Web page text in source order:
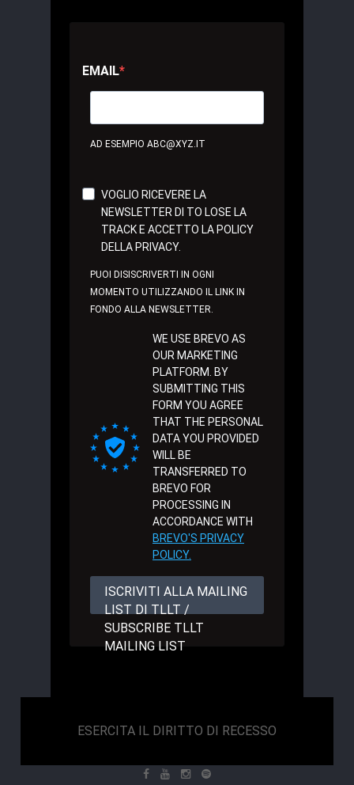
EMAIL
AD ESEMPIO ABC@XYZ.IT
VOGLIO RICEVERE LA
NEWSLETTER DI TO LOSE LA
TRACK E ACCETTO LA POLICY
DELLA PRIVACY.
PUOI DISISCRIVERTI IN OGNI
MOMENTO UTILIZZANDO IL LINK IN
FONDO ALLA NEWSLETTER.
WE USE BREVO AS
OUR MARKETING
PLATFORM. BY
SUBMITTING THIS
FORM YOU AGREE
THAT THE PERSONAL
DATA YOU PROVIDED
WILL BE
TRANSFERRED TO
BREVO FOR
PROCESSING IN
ACCORDANCE WITH
BREVO'S PRIVACY
POLICY.
ISCRIVITI ALLA MAILING
LIST DI TLLT /
SUBSCRIBE TLLT
MAILING LIST
ESERCITA IL DIRITTO DI RECESSO